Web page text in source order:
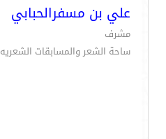
علي بن مسفرالحبابي
مشرف
ساحة الشعر والمسابقات الشعريه